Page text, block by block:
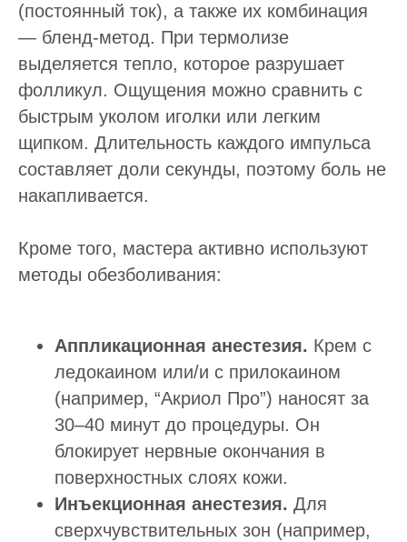
(постоянный ток), а также их комбинация
— бленд-метод. При термолизе
выделяется тепло, которое разрушает
фолликул. Ощущения можно сравнить с
быстрым уколом иголки или легким
щипком. Длительность каждого импульса
составляет доли секунды, поэтому боль не
накапливается.
Кроме того, мастера активно используют
методы обезболивания:
Аппликационная анестезия. Крем с
ледокаином или/и с прилокаином
(например, “Акриол Про”) наносят за
30–40 минут до процедуры. Он
блокирует нервные окончания в
поверхностных слоях кожи.
Инъекционная анестезия. Для
сверхчувствительных зон (например,